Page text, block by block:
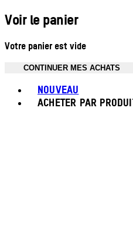
Voir le panier
Votre panier est vide
CONTINUER MES ACHATS
NOUVEAU
ACHETER PAR